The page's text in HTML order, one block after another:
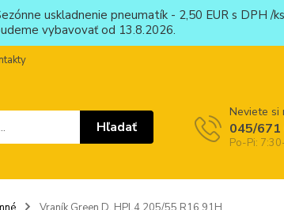
uskladnenie pneumatík - 2,50 EUR s DPH /
vybavovať od 13.8.2026.
Hľadať
Neviete si
045/671
Po-Pi: